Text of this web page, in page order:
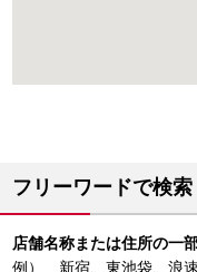
フリーワードで検索
店舗名称または住所の一
例） 新宿、東池袋、浪